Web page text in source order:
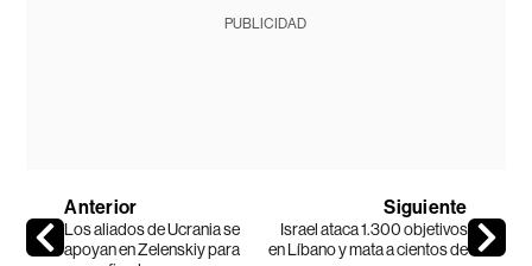
PUBLICIDAD
Anterior
Los aliados de Ucrania se
apoyan en Zelenskiy para
Siguiente
Israel ataca 1.300 objetivos
en Líbano y mata a cientos de